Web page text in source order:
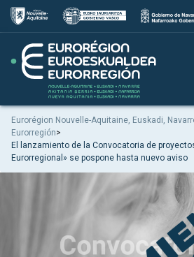
Eurorégion Nouvelle-Aquitaine, Euskadi,
Eurorregión>
El lanzamiento de la Convocatoria de
Eurorregional» se pospone hasta nuevo aviso